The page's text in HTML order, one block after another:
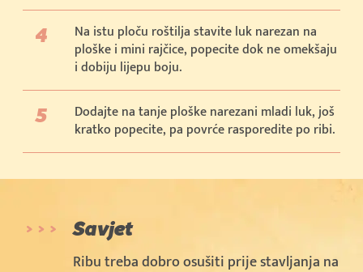
Na istu ploču roštilja stavite luk narezan na
ploške i mini rajčice, popecite dok ne omekšaju
i dobiju lijepu boju.
Dodajte na tanje ploške narezani mladi luk, još
kratko popecite, pa povrće rasporedite po ribi.
Savjet
Ribu treba dobro osušiti prije stavljanja na